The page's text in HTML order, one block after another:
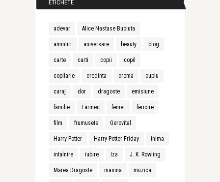
ETICHETE
adevar Alice Nastase Buciuta
amintiri aniversare beauty blog
carte carti copii copil
copilarie credinta crema cuplu
curaj dor dragoste emisiune
familie Farmec femei fericire
film frumusete Gerovital
Harry Potter Harry Potter Friday inima
intalnire iubire Iza J. K. Rowling
Marea Dragoste masina muzica